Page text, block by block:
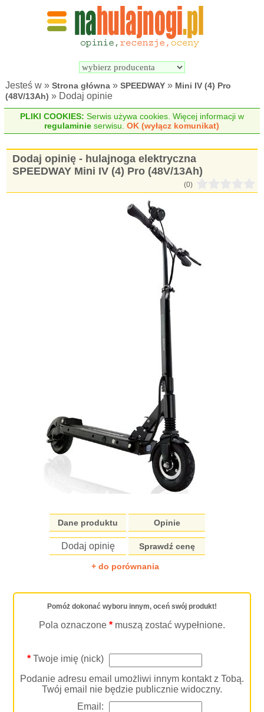
Wyszukiwarka
elektrycznych
Jesteś w »Strona główna »SPEEDWAY » Mini IV (4) Pro
(48V/13Ah) » Dodaj opinie
PLIKI COOKIES: Serwis używa cookies. Więcej informacji w
regulaminie serwisu.OK (wyłącz komunikat)
Dodaj opinię - hulajnoga elektryczna
SPEEDWAY Mini IV (4) Pro (48V/13Ah)
(0)
Dane produktu Opinie
Dodaj opinię Sprawdź cenę
+ do porównania
Pomóż dokonać wyboru innym, oceń swój produkt!
Pola oznaczone * muszą zostać wypełnione.
*Twoje imię (nick)
Podanie adresu email umożliwi innym kontakt z Tobą.
Twój email nie będzie publicznie widoczny.
Email: